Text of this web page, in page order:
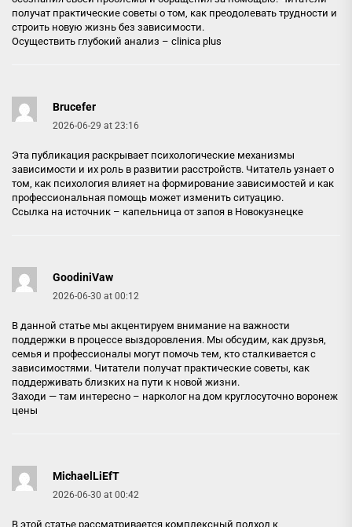
получат практические советы о том, как преодолевать трудности и
строить новую жизнь без зависимости.
Осуществить глубокий анализ – clinica plus
Brucefer
2026-06-29 at 23:16
Эта публикация раскрывает психологические механизмы
зависимости и их роль в развитии расстройств. Читатель узнает о
том, как психология влияет на формирование зависимостей и как
профессиональная помощь может изменить ситуацию.
Ссылка на источник – капельница от запоя в Новокузнецке
GoodiniVaw
2026-06-30 at 00:12
В данной статье мы акцентируем внимание на важности
поддержки в процессе выздоровления. Мы обсудим, как друзья,
семья и профессионалы могут помочь тем, кто сталкивается с
зависимостями. Читатели получат практические советы, как
поддерживать близких на пути к новой жизни.
Заходи — там интересно – нарколог на дом круглосуточно воронеж
цены
MichaelLiEfT
2026-06-30 at 00:42
В этой статье рассматривается комплексный подход к